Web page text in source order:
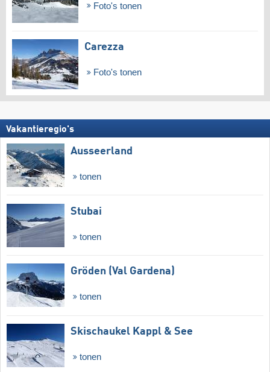
Foto's tonen
Carezza
Foto's tonen
Vakantieregio's
Ausseerland
tonen
Stubai
tonen
Gröden (Val Gardena)
tonen
Skischaukel Kappl & See
tonen